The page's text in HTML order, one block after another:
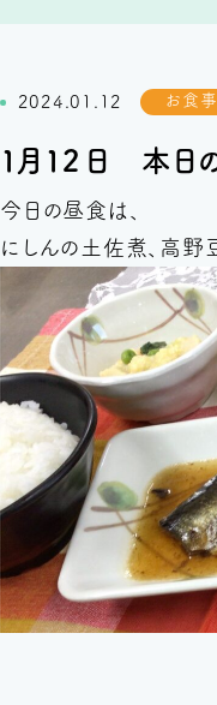
2024.01.12 お食事
１月１２日 本日
今日の昼食は、
にしんの土佐煮、高野